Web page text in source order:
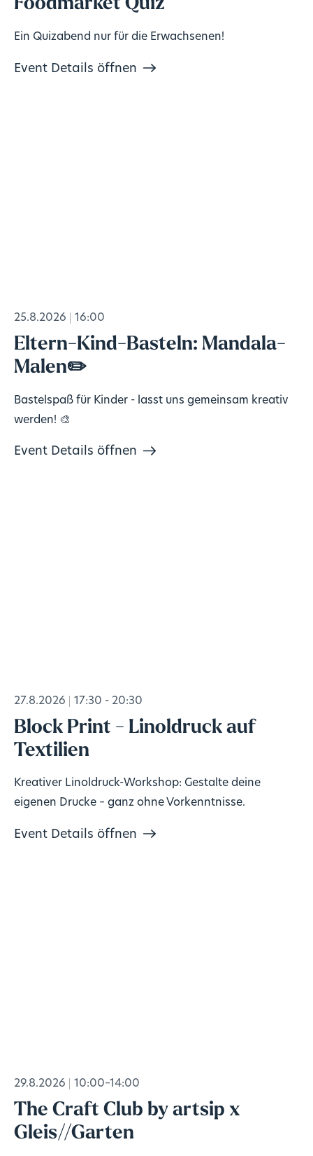
Foodmarket Quiz
Ein Quizabend nur für die Erwachsenen!
Event Details öffnen
25.8.2026 16:00
Eltern-Kind-Basteln: Mandala-
Malen✏️
Bastelspaß für Kinder - lasst uns gemeinsam kreativ
werden! 🎨
Event Details öffnen
27.8.2026 17:30 - 20:30
Block Print - Linoldruck auf
Textilien
Kreativer Linoldruck-Workshop: Gestalte deine
eigenen Drucke – ganz ohne Vorkenntnisse.
Event Details öffnen
29.8.2026 10:00–14:00
The Craft Club by artsip x
Gleis//Garten